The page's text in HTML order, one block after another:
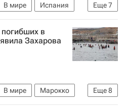
Еще7
В мире
Испания
Санчес
Евросовет
в
Захарова
Еще8
В мире
Марокко
Захарова